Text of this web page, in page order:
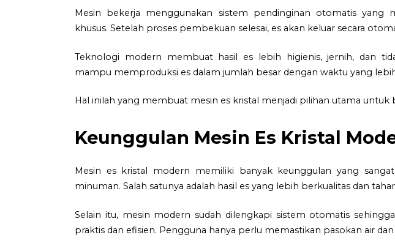
Mesin bekerja menggunakan sistem pendinginan otomatis yang
khusus. Setelah proses pembekuan selesai, es akan keluar secara
Teknologi modern membuat hasil es lebih higienis, jernih, dan
mampu memproduksi es dalam jumlah besar dengan waktu yang
Hal inilah yang membuat mesin es kristal menjadi pilihan utama untuk
Keunggulan Mesin Es Kristal
Mesin es kristal modern memiliki banyak keunggulan yang
minuman. Salah satunya adalah hasil es yang lebih berkualitas dan
Selain itu, mesin modern sudah dilengkapi sistem otomatis
praktis dan efisien. Pengguna hanya perlu memastikan pasokan air dan